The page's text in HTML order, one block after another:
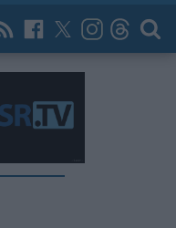
News Now Archív